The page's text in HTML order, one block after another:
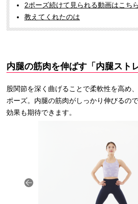
2ポーズ続けて見られる動画はこちら
教えてくれたのは
内腿の筋肉を伸ばす「内腿スト
股関節を深く曲げることで柔軟性を高め
ポーズ。内腿の筋肉がしっかり伸びるの
効果も期待できます。